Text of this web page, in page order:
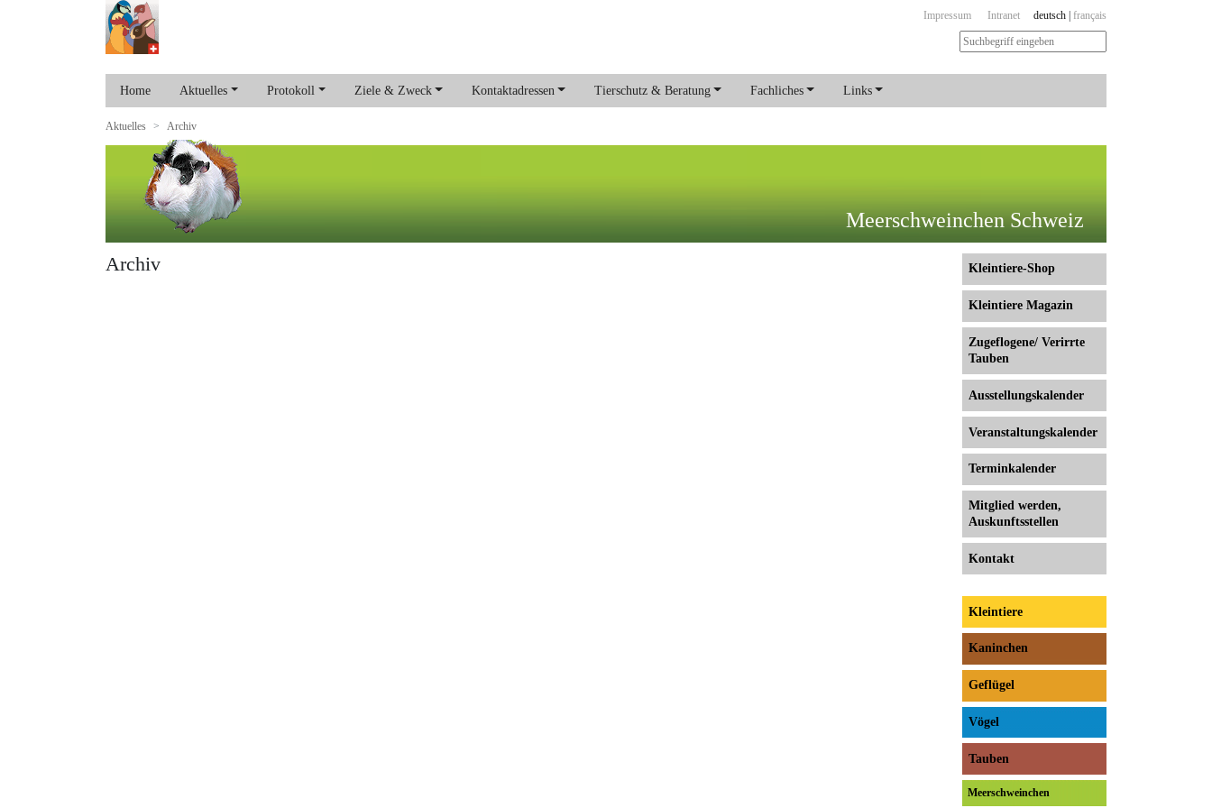
Impressum Intranet deutsch français
Home Aktuelles Protokoll Ziele & Zweck Kontaktadressen Tierschutz & Beratung Fachliches Links
Aktuelles Archiv
Meerschweinchen Schweiz
Archiv Kleintiere-Shop
Kleintiere Magazin
Zugeflogene/ Verirrte
Tauben
Ausstellungs­kalender
Veranstaltungs­kalender
Terminkalender
Mitglied werden,
Auskunftsstellen
Kontakt
Kleintiere
Kaninchen
Geflügel
Vögel
Tauben
Meerschweinchen